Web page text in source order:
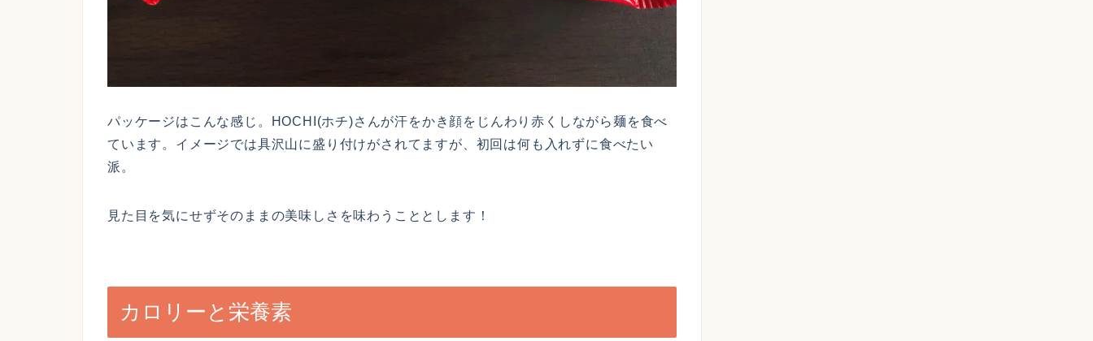
パッケージはこんな感じ。HOCHI(ホチ)さんが汗をかき顔をじんわり赤くしながら麺を食べ
ています。イメージでは具沢山に盛り付けがされてますが、初回は何も入れずに食べたい
派。
見た目を気にせずそのままの美味しさを味わうこととします！
カロリーと栄養素